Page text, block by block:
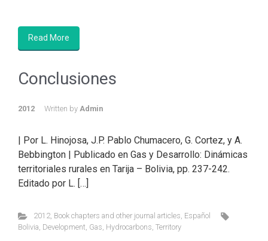
Read More
Conclusiones
2012 Written by Admin
| Por L. Hinojosa, J.P. Pablo Chumacero, G. Cortez, y A.
Bebbington | Publicado en Gas y Desarrollo: Dinámicas
territoriales rurales en Tarija – Bolivia, pp. 237-242.
Editado por L. […]
2012, Book chapters and other journal articles, Español
Bolivia, Development, Gas, Hydrocarbons, Territory